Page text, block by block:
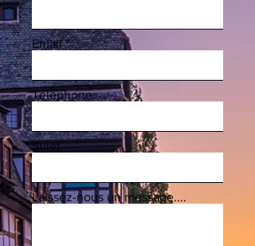
Email
Téléphone
Sujet
Laissez-nous un message....